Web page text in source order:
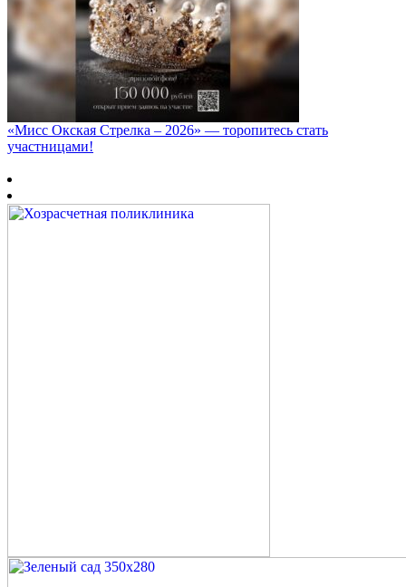
«Мисс Окская Стрелка – 2026» — торопитесь стать
участницами!